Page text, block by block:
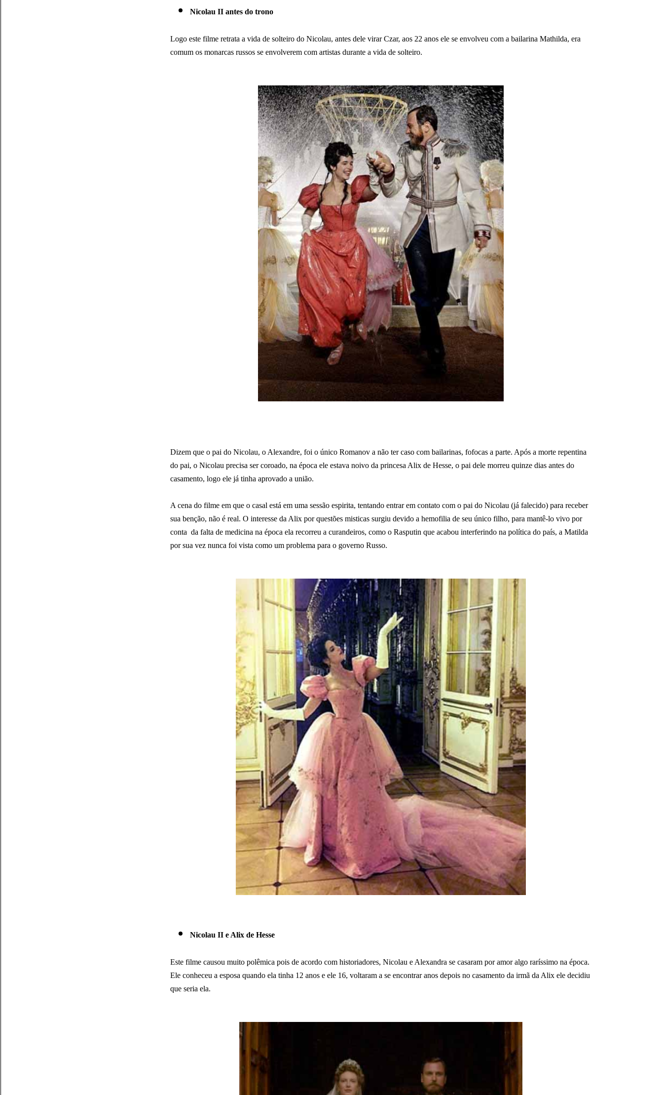
Nicolau II antes do trono
Logo este filme retrata a vida de solteiro do Nicolau, antes dele virar Czar, aos 22 anos ele se envolveu com a bailarina Mathilda, era
comum os monarcas russos se envolverem com artistas durante a vida de solteiro.
Dizem que o pai do Nicolau, o Alexandre, foi o único Romanov a não ter caso com bailarinas, fofocas a parte. Após a morte repentina
do pai, o Nicolau precisa ser coroado, na época ele estava noivo da princesa Alix de Hesse, o pai dele morreu quinze dias antes do
casamento, logo ele já tinha aprovado a união.
A cena do filme em que o casal está em uma sessão espirita, tentando entrar em contato com o pai do Nicolau (já falecido) para receber
sua benção, não é real. O interesse da Alix por questões misticas surgiu devido a hemofilia de seu único filho, para mantê-lo vivo por
conta da falta de medicina na época ela recorreu a curandeiros, como o Rasputin que acabou interferindo na política do país, a Matilda
por sua vez nunca foi vista como um problema para o governo Russo.
Nicolau II e Alix de Hesse
Este filme causou muito polêmica pois de acordo com historiadores, Nicolau e Alexandra se casaram por amor algo raríssimo na época.
Ele conheceu a esposa quando ela tinha 12 anos e ele 16, voltaram a se encontrar anos depois no casamento da irmã da Alix ele decidiu
que seria ela.